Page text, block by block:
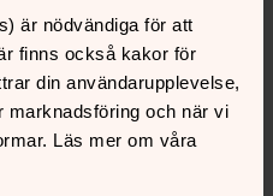
är nödvändiga för att
finns också kakor för
din användarupplevelse,
och när vi
Läs mer om våra